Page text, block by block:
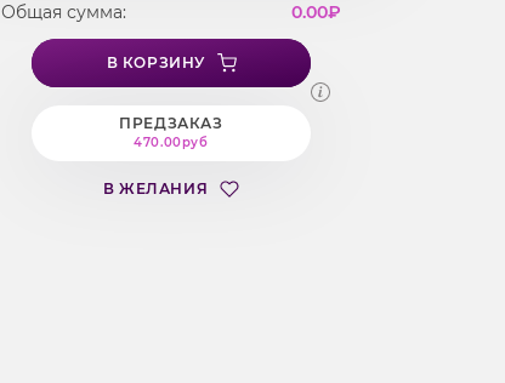
Общая сумма:
0.00₽
В КОРЗИНУ
ПРЕДЗАКАЗ
470.00руб
В ЖЕЛАНИЯ